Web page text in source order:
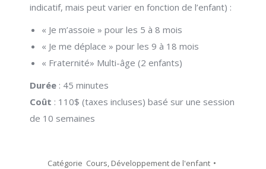
indicatif, mais peut varier en fonction de l’enfant) :
« Je m’assoie » pour les 5 à 8 mois
« Je me déplace » pour les 9 à 18 mois
« Fraternité» Multi-âge (2 enfants)
Durée : 45 minutes
Coût : 110$ (taxes incluses) basé sur une session
de 10 semaines
Catégorie Cours Développement de l'enfant